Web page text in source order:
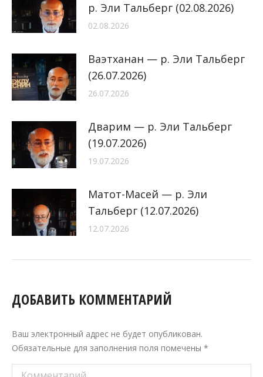
р. Эли Тальберг (02.08.2026)
02.08.2026
Ваэтханан — р. Эли Тальберг
(26.07.2026)
26.07.2026
Дварим — р. Эли Тальберг
(19.07.2026)
19.07.2026
Матот-Масей — р. Эли
Тальберг (12.07.2026)
12.07.2026
ДОБАВИТЬ КОММЕНТАРИЙ
Ваш электронный адрес не будет опубликован.
Обязательные для заполнения поля помечены *
Комментарий